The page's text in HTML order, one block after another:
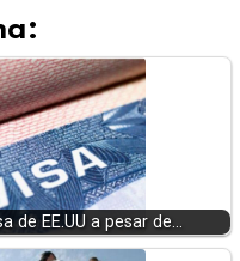
de EE.UU a pesar de…